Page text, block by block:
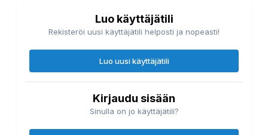
Luo käyttäjätili
Rekisteröi uusi käyttäjätili helposti ja nopeasti!
Luo uusi käyttäjätili
Kirjaudu sisään
Sinulla on jo käyttäjätili?